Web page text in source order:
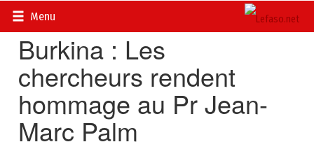
Menu
Accueil>
Burkina : Les
chercheurs rendent
hommage au Pr Jean-
Marc Palm